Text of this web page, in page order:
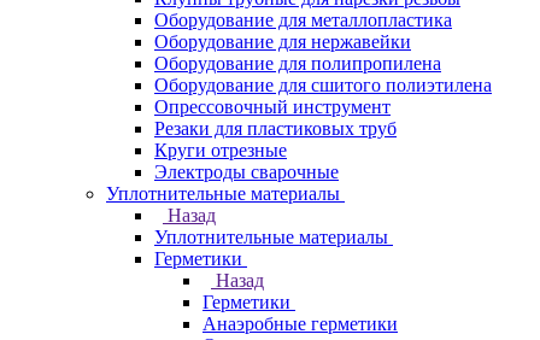
Оборудование для металлопластика
Оборудование для нержавейки
Оборудование для полипропилена
Оборудование для сшитого полиэтилена
Опрессовочный инструмент
Резаки для пластиковых труб
Круги отрезные
Электроды сварочные
Уплотнительные материалы
Назад
Уплотнительные материалы
Герметики
Назад
Герметики
Анаэробные герметики